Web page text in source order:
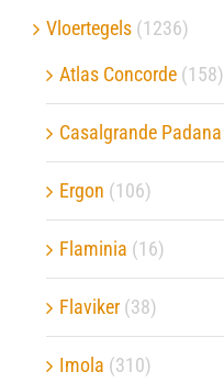
Vloertegels (1236)
Atlas Concorde (158)
Casalgrande Padana
Ergon (106)
Flaminia (16)
Flaviker (38)
Imola (310)